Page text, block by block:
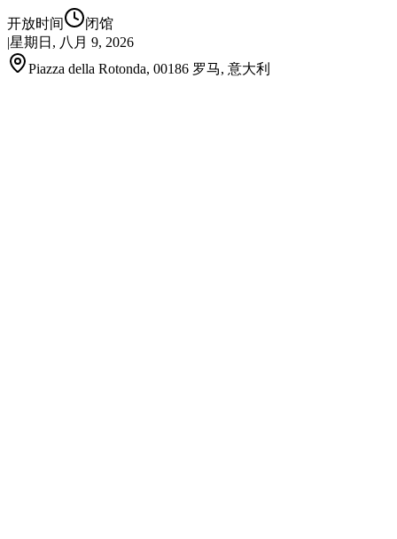
开放时间
闭馆
|星期日, 八月 9, 2026
Piazza della Rotonda, 00186 罗马, 意大利